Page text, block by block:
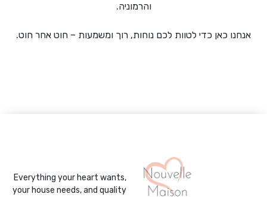
והרמוניה.
אנחנו כאן כדי לטוות לכם נוחות, רוך ומשמעות – חוט אחר חוט.
Everything your heart wants,
your house needs, and quality